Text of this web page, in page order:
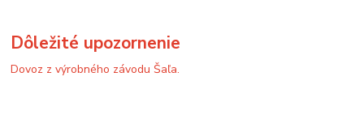
Dôležité upozornenie
Dovoz z výrobného závodu Šaľa.